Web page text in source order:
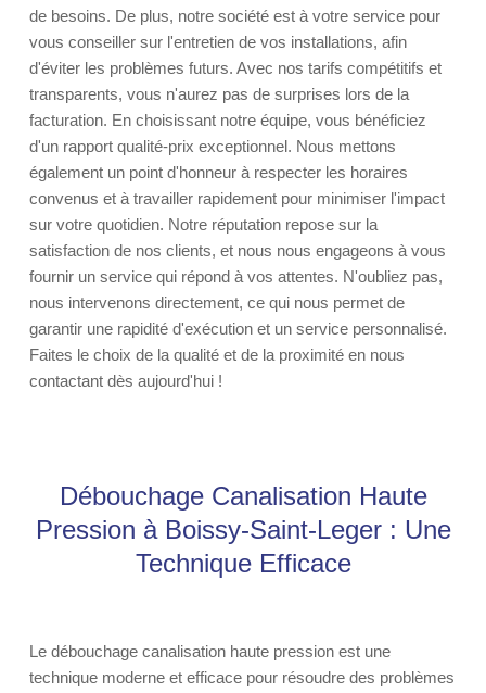
de besoins. De plus, notre société est à votre service pour
vous conseiller sur l'entretien de vos installations, afin
d'éviter les problèmes futurs. Avec nos tarifs compétitifs et
transparents, vous n'aurez pas de surprises lors de la
facturation. En choisissant notre équipe, vous bénéficiez
d'un rapport qualité-prix exceptionnel. Nous mettons
également un point d'honneur à respecter les horaires
convenus et à travailler rapidement pour minimiser l'impact
sur votre quotidien. Notre réputation repose sur la
satisfaction de nos clients, et nous nous engageons à vous
fournir un service qui répond à vos attentes. N'oubliez pas,
nous intervenons directement, ce qui nous permet de
garantir une rapidité d'exécution et un service personnalisé.
Faites le choix de la qualité et de la proximité en nous
contactant dès aujourd'hui !
Débouchage Canalisation Haute
Pression à Boissy-Saint-Leger : Une
Technique Efficace
Le débouchage canalisation haute pression est une
technique moderne et efficace pour résoudre des problèmes